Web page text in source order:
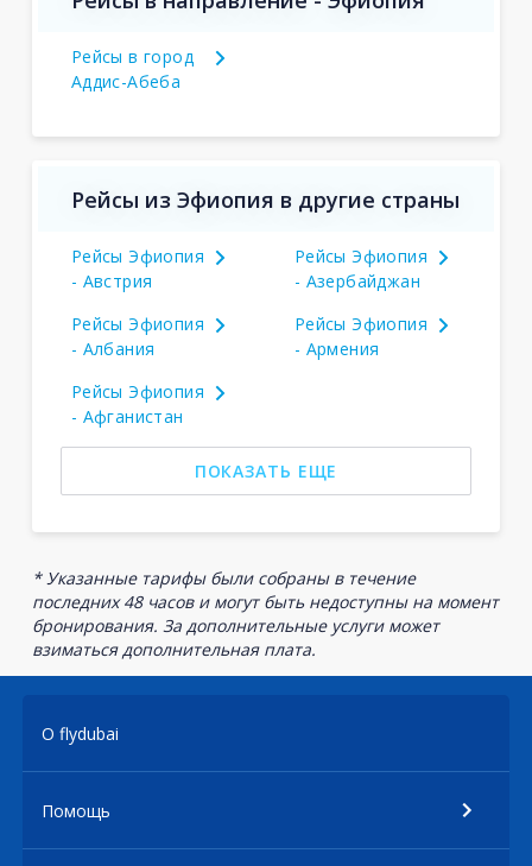
Рейсы в город
Аддис-Абеба
Рейсы из Эфиопия в другие страны
Рейсы Эфиопия
- Австрия
Рейсы Эфиопия
- Азербайджан
Рейсы Эфиопия
- Албания
Рейсы Эфиопия
- Армения
Рейсы Эфиопия
- Афганистан
ПОКАЗАТЬ ЕЩЕ
* Указанные тарифы были собраны в течение
последних 48 часов и могут быть недоступны на момент
бронирования. За дополнительные услуги может
взиматься дополнительная плата.
О flydubai
Помощь